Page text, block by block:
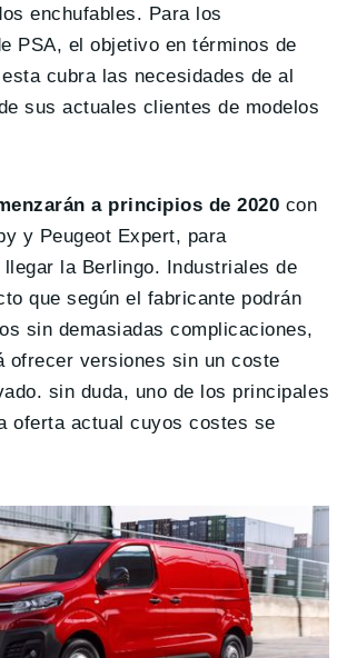
enchufables. Para los
PSA, el objetivo en términos de
cubra las necesidades de al
sus actuales clientes de modelos
a principios de 2020 con
y Peugeot Expert, para
llegar la Berlingo. Industriales de
que según el fabricante podrán
sin demasiadas complicaciones,
ofrecer versiones sin un coste
sin duda, uno de los principales
oferta actual cuyos costes se